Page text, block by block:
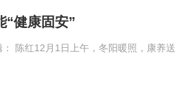
“健康固安”
陈红12月1日上午，冬阳暖照，康养送